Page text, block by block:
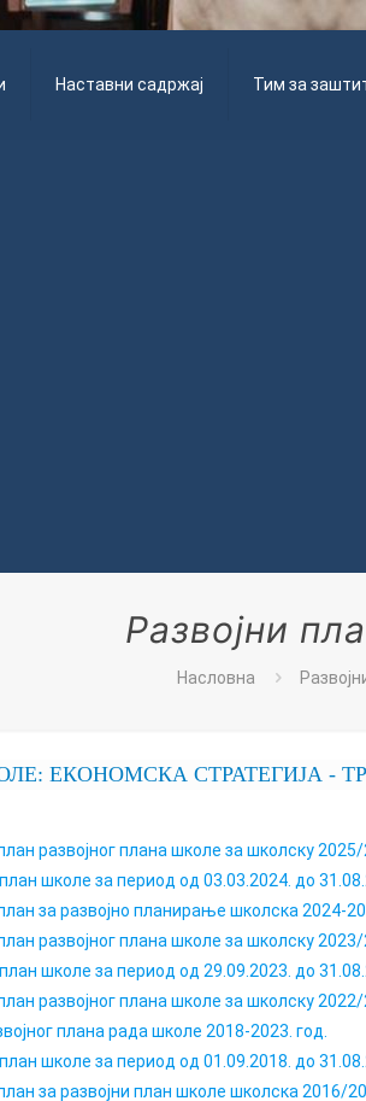
Наставни садржај Тим за
Развојни
Насловна
ЕКОНОМСКА СТРАТЕГИЈА -
развојног плана школе зашколску 2025/
школе за период од 03.03.2024. до
за развојно планирање школска 2024-
развојног плана школе за школску 2023/
школе за период од 29.09.2023. до
развојног плана школе за школску
плана рада школе 2018-2023. год.
школе за период од 01.09.2018. до
за развојни план школе школска 2016/